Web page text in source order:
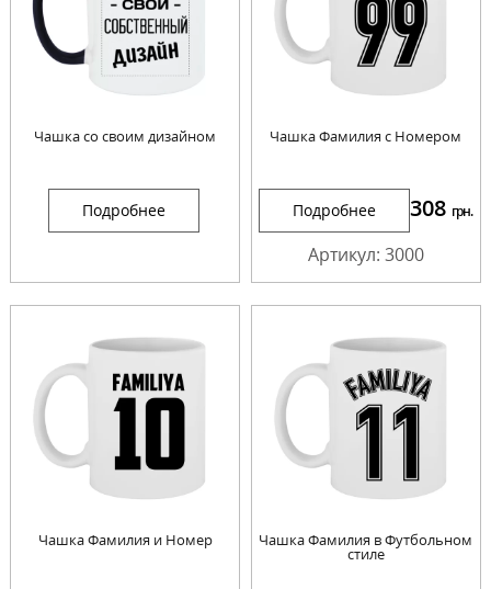
Чашка со своим дизайном
Подробнее
Чашка Фамилия с Номером
Подробнее 308 грн.
Артикул: 3000
Чашка Фамилия и Номер Чашка Фамилия в Футбольном
стиле